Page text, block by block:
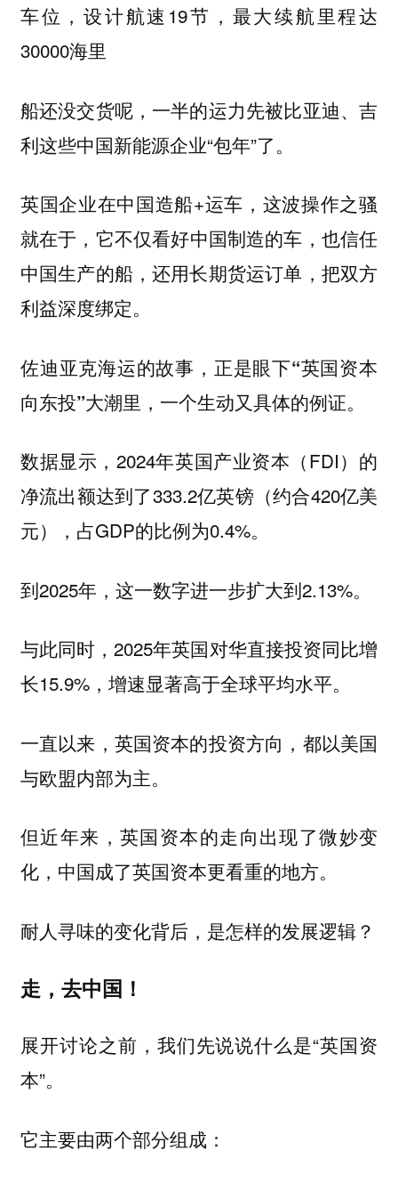
车位，设计航速19节，最大续航里程达
30000海里
船还没交货呢，一半的运力先被比亚迪、吉
利这些中国新能源企业“包年”了。
英国企业在中国造船+运车，这波操作之骚
就在于， 它不仅看好中国制造的车，也信任
中国生产的船，还用长期货运订单，把双方
利益深度绑定。
佐迪亚克海运的故事，正是眼下“英国资本
向东投”大潮里，一个生动又具体的例证。
数据显示，2024年英国产业资本（FDI）的
净流出额达到了333.2亿英镑（约合420亿美
元），占GDP的比例为0.4%。
到2025年，这一数字进一步扩大到2.13%。
与此同时，2025年英国对华直接投资同比增
长15.9%，增速显著高于全球平均水平。
一直以来，英国资本的投资方向，都以美国
与欧盟内部为主。
但近年来，英国资本的走向出现了微妙变
化，中国成了英国资本更看重的地方。
耐人寻味的变化背后，是怎样的发展逻辑？
走，去中国！
展开讨论之前，我们先说说什么是“英国资
本”。
它主要由两个部分组成：